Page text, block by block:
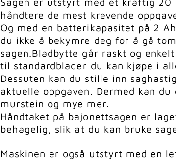
håndtere de mest krevende
Og med en batterikapasitet på 2
du ikke å bekymre deg for å gå
sagen.Bladbytte går raskt og
til standardblader du kan kjøpe i
Dessuten kan du stille inn
aktuelle oppgaven. Dermed kan
murstein og mye mer.
Håndtaket på bajonettsagen er
behagelig, slik at du kan bruke
Maskinen er også utstyrt med en